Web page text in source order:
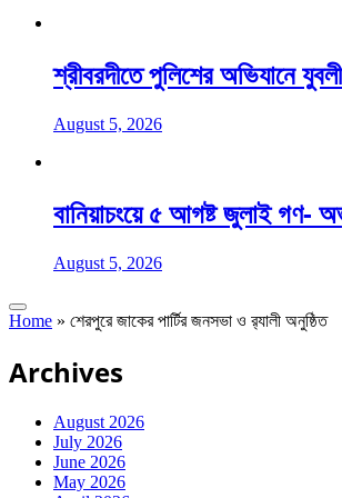
শ্রীবরদীতে পুলিশের অভিযানে
August 5, 2026
বানিয়াচংয়ে ৫ আগষ্ট জুলাই গণ-
August 5, 2026
Home » শেরপুরে জাকের পার্টির জনসভা ও র‍্যালী অনুষ্ঠিত
Archives
August 2026
July 2026
June 2026
May 2026